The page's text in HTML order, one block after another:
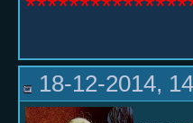
18-12-2014,